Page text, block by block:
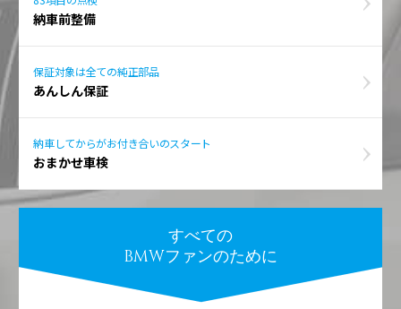
納車前整備
保証対象は全ての純正部品
あんしん保証
納車してからがお付き合いのスタート
おまかせ車検
すべての
BMWファンのために